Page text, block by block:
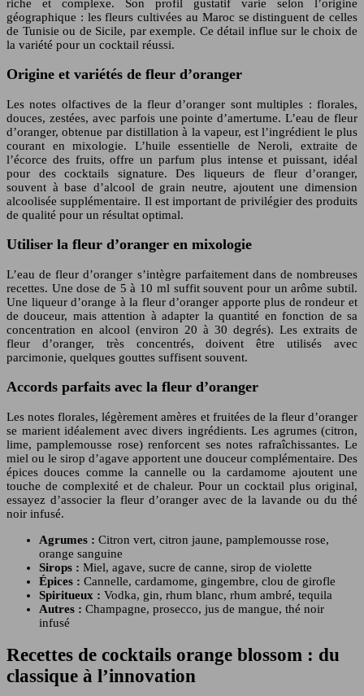
riche et complexe. Son profil gustatif varie selon l’origine
géographique : les fleurs cultivées au Maroc se distinguent de celles
de Tunisie ou de Sicile, par exemple. Ce détail influe sur le choix de
la variété pour un cocktail réussi.
Origine et variétés de fleur d’oranger
Les notes olfactives de la fleur d’oranger sont multiples : florales,
douces, zestées, avec parfois une pointe d’amertume. L’eau de fleur
d’oranger, obtenue par distillation à la vapeur, est l’ingrédient le plus
courant en mixologie. L’huile essentielle de Neroli, extraite de
l’écorce des fruits, offre un parfum plus intense et puissant, idéal
pour des cocktails signature. Des liqueurs de fleur d’oranger,
souvent à base d’alcool de grain neutre, ajoutent une dimension
alcoolisée supplémentaire. Il est important de privilégier des produits
de qualité pour un résultat optimal.
Utiliser la fleur d’oranger en mixologie
L’eau de fleur d’oranger s’intègre parfaitement dans de nombreuses
recettes. Une dose de 5 à 10 ml suffit souvent pour un arôme subtil.
Une liqueur d’orange à la fleur d’oranger apporte plus de rondeur et
de douceur, mais attention à adapter la quantité en fonction de sa
concentration en alcool (environ 20 à 30 degrés). Les extraits de
fleur d’oranger, très concentrés, doivent être utilisés avec
parcimonie, quelques gouttes suffisent souvent.
Accords parfaits avec la fleur d’oranger
Les notes florales, légèrement amères et fruitées de la fleur d’oranger
se marient idéalement avec divers ingrédients. Les agrumes (citron,
lime, pamplemousse rose) renforcent ses notes rafraîchissantes. Le
miel ou le sirop d’agave apportent une douceur complémentaire. Des
épices douces comme la cannelle ou la cardamome ajoutent une
touche de complexité et de chaleur. Pour un cocktail plus original,
essayez d’associer la fleur d’oranger avec de la lavande ou du thé
noir infusé.
Agrumes : Citron vert, citron jaune, pamplemousse rose,
orange sanguine
Sirops : Miel, agave, sucre de canne, sirop de violette
Épices : Cannelle, cardamome, gingembre, clou de girofle
Spiritueux : Vodka, gin, rhum blanc, rhum ambré, tequila
Autres : Champagne, prosecco, jus de mangue, thé noir
infusé
Recettes de cocktails orange blossom : du
classique à l’innovation